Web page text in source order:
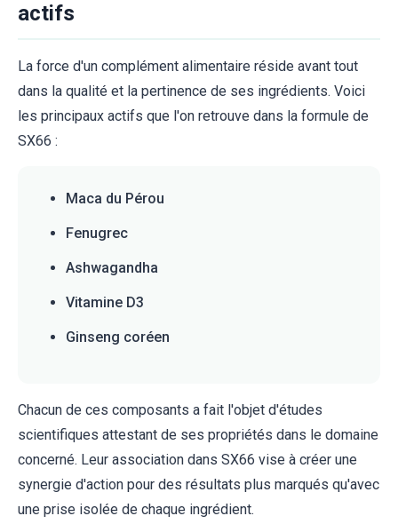
actifs
La force d'un complément alimentaire réside avant tout
dans la qualité et la pertinence de ses ingrédients. Voici
les principaux actifs que l'on retrouve dans la formule de
SX66 :
Maca du Pérou
Fenugrec
Ashwagandha
Vitamine D3
Ginseng coréen
Chacun de ces composants a fait l'objet d'études
scientifiques attestant de ses propriétés dans le domaine
concerné. Leur association dans SX66 vise à créer une
synergie d'action pour des résultats plus marqués qu'avec
une prise isolée de chaque ingrédient.